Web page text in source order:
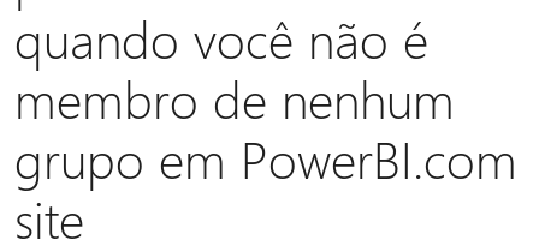
quando você não é
membro de nenhum
grupo em PowerBI.com
site